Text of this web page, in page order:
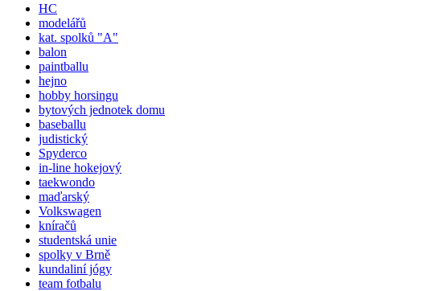
HC
modelářů
kat. spolků "A"
balon
paintballu
hejno
hobby horsingu
bytových jednotek domu
baseballu
judistický
Spyderco
in-line hokejový
taekwondo
maďarský
Volkswagen
kníračů
studentská unie
spolky v Brně
kundaliní jógy
team fotbalu